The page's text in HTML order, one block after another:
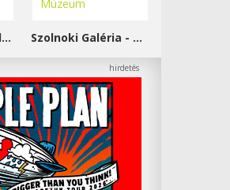
Református templom - Salgótarján Szolnoki Galéria - Damjanich János Múzeum